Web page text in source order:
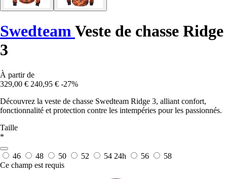
Swedteam Veste de chasse Ridge
3
À partir de
329,00 € 240,95 € -27%
Découvrez la veste de chasse Swedteam Ridge 3, alliant confort,
fonctionnalité et protection contre les intempéries pour les passionnés.
Taille
*
46 48 50 52 54 24h 56
58
Ce champ est requis